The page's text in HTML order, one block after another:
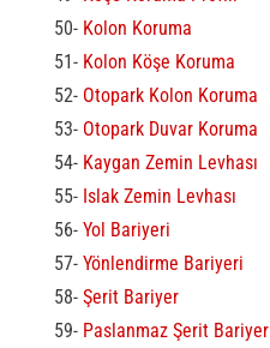
50- Kolon Koruma
51- Kolon Köşe Koruma
52- Otopark Kolon Koruma
53- Otopark Duvar Koruma
54- Kaygan Zemin Levhası
55- Islak Zemin Levhası
56- Yol Bariyeri
57- Yönlendirme Bariyeri
58- Şerit Bariyer
59- Paslanmaz Şerit Bariyer